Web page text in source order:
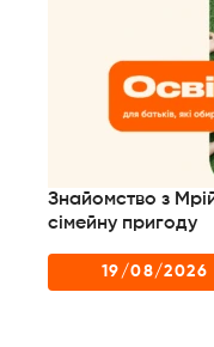
Знайомство з
сімейну пригоду
19/08/2026